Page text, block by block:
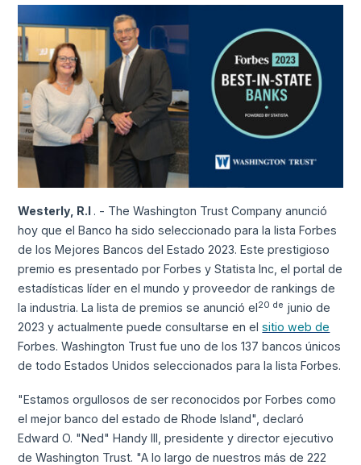
Westerly, R.I . - The Washington Trust Company anunció
hoy que el Banco ha sido seleccionado para la lista Forbes
de los Mejores Bancos del Estado 2023. Este prestigioso
premio es presentado por Forbes y Statista Inc, el portal de
estadísticas líder en el mundo y proveedor de rankings de
la industria. La lista de premios se anunció el20 de junio de
2023 y actualmente puede consultarse en elsitio web de
Forbes. Washington Trust fue uno de los 137 bancos únicos
de todo Estados Unidos seleccionados para la lista Forbes.
"Estamos orgullosos de ser reconocidos por Forbes como
el mejor banco del estado de Rhode Island", declaró
Edward O. "Ned" Handy III, presidente y director ejecutivo
de Washington Trust. "A lo largo de nuestros más de 222